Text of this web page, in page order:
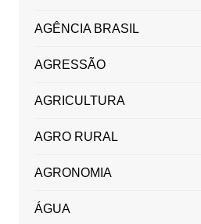
AGÊNCIA BRASIL
AGRESSÃO
AGRICULTURA
AGRO RURAL
AGRONOMIA
ÁGUA